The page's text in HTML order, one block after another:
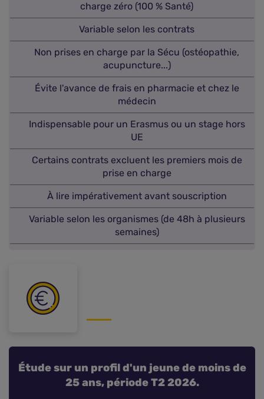
charge zéro (100 % Santé)
Variable selon les contrats
Non prises en charge par la Sécu (ostéopathie,
acupuncture...)
Évite l'avance de frais en pharmacie et chez le
médecin
Indispensable pour un Erasmus ou un stage hors
UE
Certains contrats excluent les premiers mois de
prise en charge
À lire impérativement avant souscription
Variable selon les organismes (de 48h à plusieurs
semaines)
Étude sur un profil d'un jeune de moins de
25 ans, période T2 2026.